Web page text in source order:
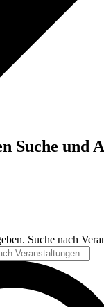
Suche und
Suche nach